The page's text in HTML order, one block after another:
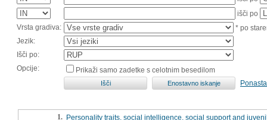
išči po
Vrsta gradiva:
* po
Jezik:
Išči po:
Opcije:
Prikaži samo zadetke s celotnim besedilom
1. Personality traits, social intelligence, social support and